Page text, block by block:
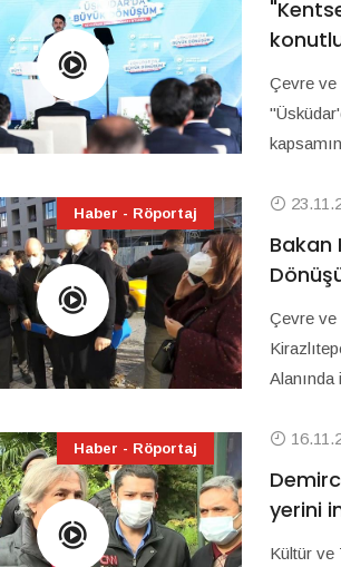
Çevre ve
Haber - Röportaj
Bakan
Çevre ve
Haber - Röportaj
yerini
Kültür ve